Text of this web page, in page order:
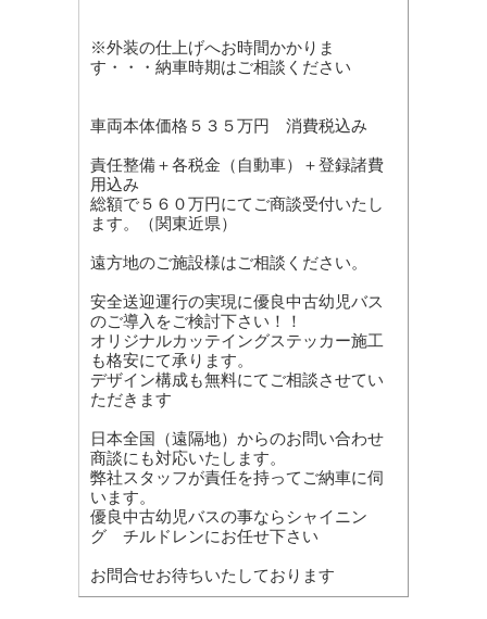
※外装の仕上げへお時間かかりま
す・・・納車時期はご相談ください
車両本体価格５３５万円 消費税込み
責任整備＋各税金（自動車）＋登録諸費
用込み
総額で５６０万円にてご商談受付いたし
ます。（関東近県）
遠方地のご施設様はご相談ください。
安全送迎運行の実現に優良中古幼児バス
のご導入をご検討下さい！！
オリジナルカッテイングステッカー施工
も格安にて承ります。
デザイン構成も無料にてご相談させてい
ただきます
日本全国（遠隔地）からのお問い合わせ
商談にも対応いたします。
弊社スタッフが責任を持ってご納車に伺
います。
優良中古幼児バスの事ならシャイニン
グ チルドレンにお任せ下さい
お問合せお待ちいたしております